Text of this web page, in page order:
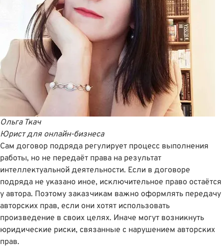
Ольга Ткач
Юрист для онлайн-бизнеса
Сам договор подряда регулирует процесс выполнения
работы, но не передаëт права на результат
интеллектуальной деятельности. Если в договоре
подряда не указано иное, исключительное право остаëтся
у автора. Поэтому заказчикам важно оформлять передачу
авторских прав, если они хотят использовать
произведение в своих целях. Иначе могут возникнуть
юридические риски, связанные с нарушением авторских
прав.